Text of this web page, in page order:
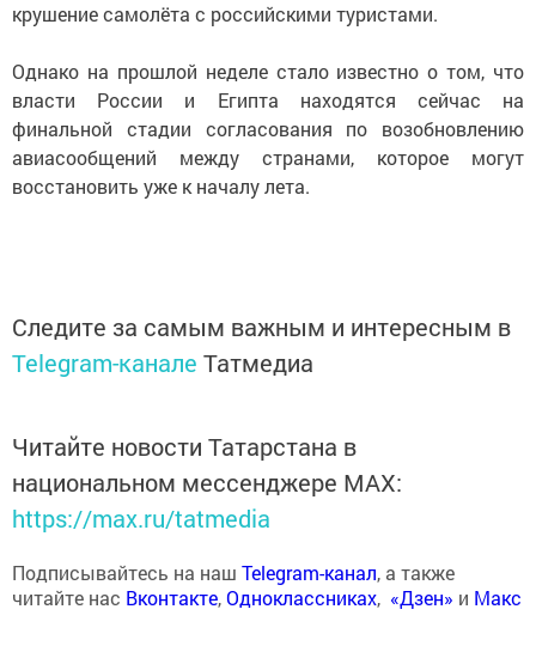
крушение самолёта с российскими туристами.
Однако на прошлой неделе стало известно о том, что
власти России и Египта находятся сейчас на
финальной стадии согласования по возобновлению
авиасообщений между странами, которое могут
восстановить уже к началу лета.
Следите за самым важным и интересным в
Telegram-канале Татмедиа
Читайте новости Татарстана в
национальном мессенджере MАХ:
https://max.ru/tatmedia
Подписывайтесь на наш Telegram-канал, а также
читайте нас Вконтакте,Одноклассниках, «Дзен» и Макс